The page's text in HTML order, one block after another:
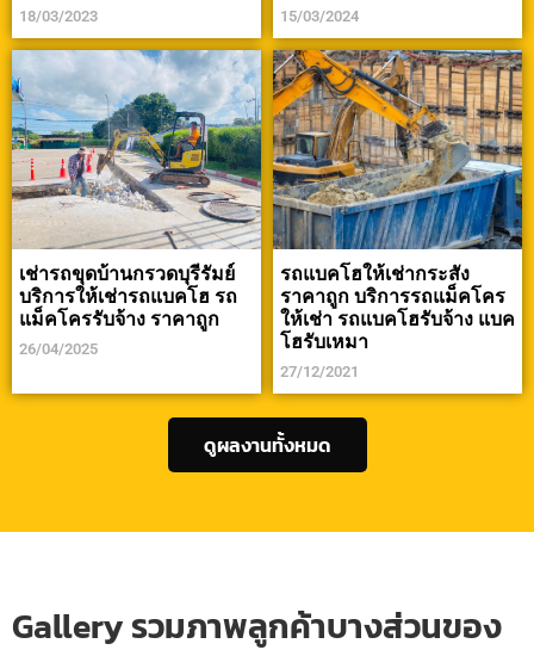
18/03/2023 15/03/2024
เช่ารถขุดบ้านกรวดบุรีรัมย์
บริการให้เช่ารถแบคโฮ รถ
แม็คโครรับจ้าง ราคาถูก
26/04/2025
รถแบคโฮให้เช่ากระสัง
ราคาถูก บริการรถแม็คโคร
ให้เช่า รถแบคโฮรับจ้าง แบค
โฮรับเหมา
27/12/2021
ดูผลงานทั้งหมด
Gallery รวมภาพลูกค้าบางส่วนของ